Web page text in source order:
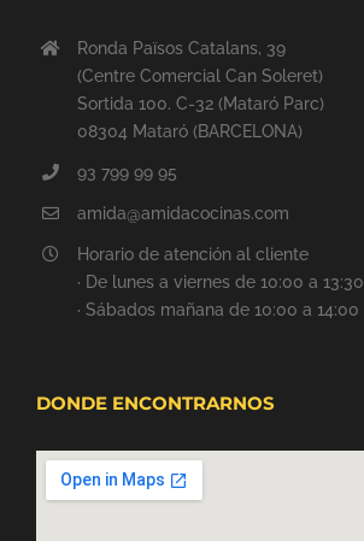
Ronda Països Catalans, 39
(Centre Comercial Can Soleret)
Sortida 100. C-32 (Mataró Parc)
08304 Mataró (BARCELONA)
93 799 99 95
amida@amidacocinas.com
Horario de atención al cliente
· De lunes a viernes de 10:00 a 13:30
· Sábados mañana de 10:00 a 14:00
DONDE ENCONTRARNOS